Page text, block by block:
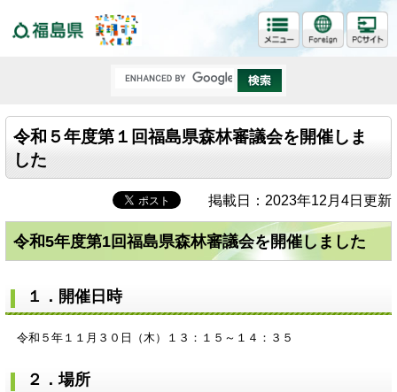
令和５年度第１回福島県森林審議会を開催しま
した
掲載日：2023年12月4日更新
令和5年度第1回福島県森林審議会を開催しました
１．開催日時
令和５年１１月３０日（木）１３：１５～１４：３５
２．場所